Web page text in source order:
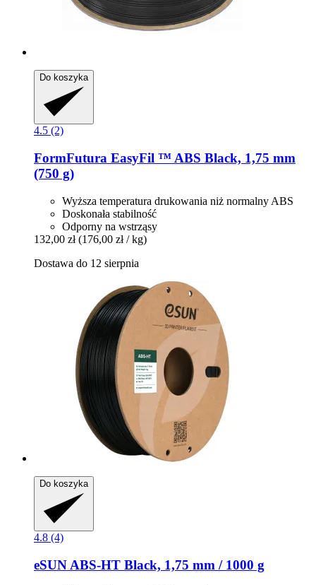
Do koszyka
4.5 (2)
FormFutura EasyFil ™ ABS Black, 1,75 mm
(750 g)
Wyższa temperatura drukowania niż normalny ABS
Doskonała stabilność
Odporny na wstrząsy
132,00 zł (176,00 zł / kg)
Dostawa do 12 sierpnia
Do koszyka
4.8 (4)
eSUN ABS-​HT Black, 1,75 mm / 1000 g